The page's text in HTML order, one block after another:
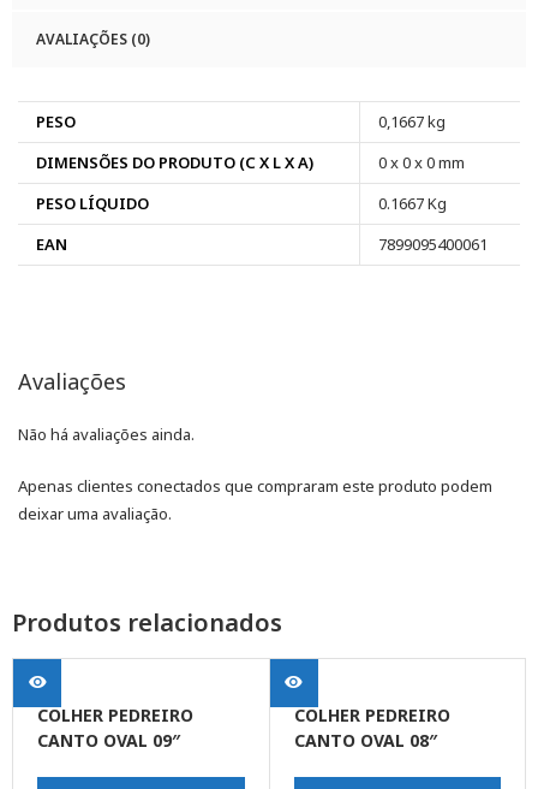
AVALIAÇÕES (0)
PESO
0,1667 kg
DIMENSÕES DO PRODUTO (C X L X A)
0 x 0 x 0 mm
PESO LÍQUIDO
0.1667 Kg
EAN
7899095400061
Avaliações
Não há avaliações ainda.
Apenas clientes conectados que compraram este produto podem
deixar uma avaliação.
Produtos relacionados
COLHER PEDREIRO
CANTO OVAL 09″
COLHER PEDREIRO
CANTO OVAL 08″